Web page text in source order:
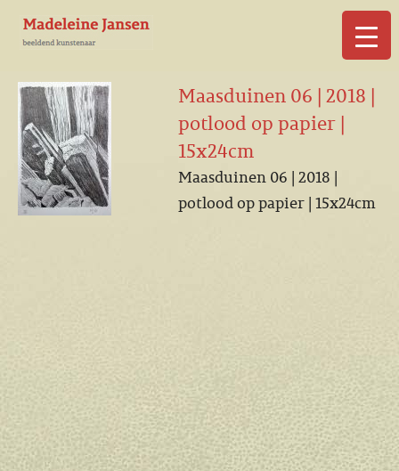
Maasduinen 06 | 2018 |
potlood op papier |
15x24cm
Maasduinen 06 | 2018 |
potlood op papier | 15x24cm
▼